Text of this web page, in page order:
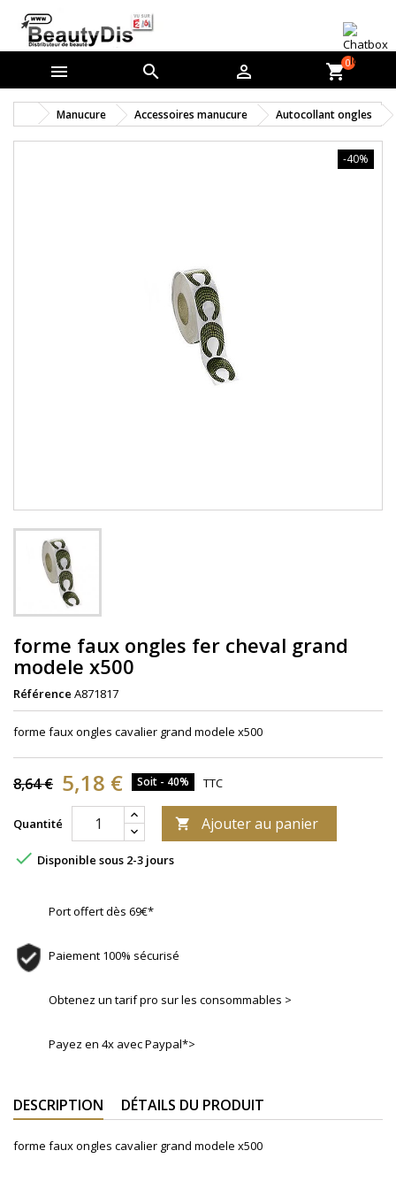
   shopping_cart0
Manucure Accessoires manucure Autocollant ongles
-40%
forme faux ongles fer cheval grand
modele x500
Référence A871817
forme faux ongles cavalier grand modele x500
8,64 € 5,18 € Soit - 40% TTC
Quantité  Ajouter au panier
 Disponible sous 2-3 jours
Port offert dès 69€*
Paiement 100% sécurisé
Obtenez un tarif pro sur les consommables >
Payez en 4x avec Paypal*>
DESCRIPTION DÉTAILS DU PRODUIT
forme faux ongles cavalier grand modele x500